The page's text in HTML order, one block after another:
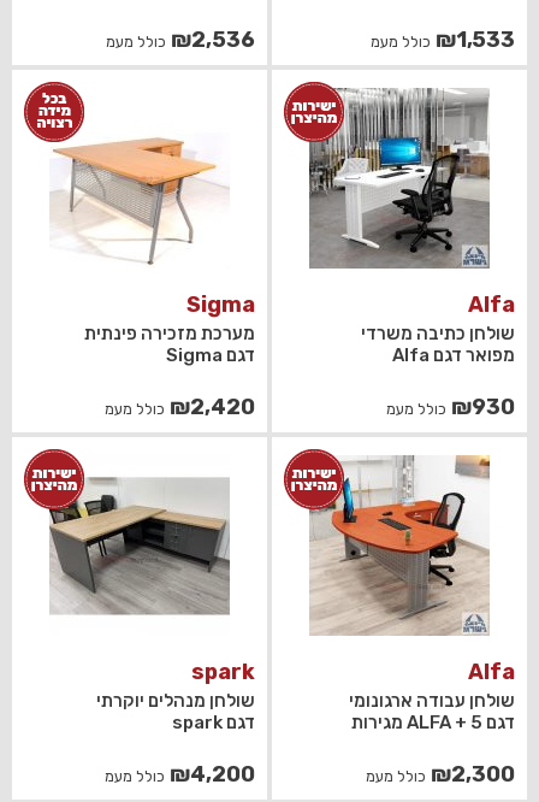
₪1,533 כולל מעמ ₪2,536 כולל מעמ
Alfa
שולחן כתיבה משרדי
מפואר דגם Alfa
₪930 כולל מעמ
Sigma
מערכת מזכירה פינתית
דגם Sigma
₪2,420 כולל מעמ
Alfa
שולחן עבודה ארגונומי
דגם ALFA + 5 מגירות
₪2,300 כולל מעמ
spark
שולחן מנהלים יוקרתי
דגם spark
₪4,200 כולל מעמ